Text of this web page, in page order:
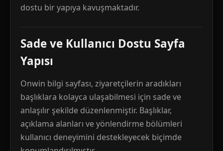
dostu bir yapıya kavuşmaktadır.
Sade ve Kullanıcı Dostu Sayfa
Yapısı
Onwin bilgi sayfası, ziyaretçilerin aradıkları
başlıklara kolayca ulaşabilmesi için sade ve
anlaşılır şekilde düzenlenmiştir. Başlıklar,
açıklama alanları ve yönlendirme bölümleri
kullanıcı deneyimini destekleyecek biçimde